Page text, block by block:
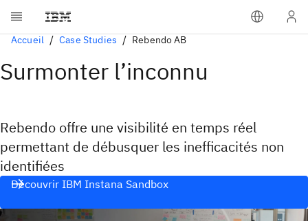
Accueil Case Studies Rebendo AB
Surmonter l’inconnu
Rebendo offre une visibilité en temps réel
permettant de débusquer les inefficacités non
identifiées
Découvrir IBM Instana Sandbox